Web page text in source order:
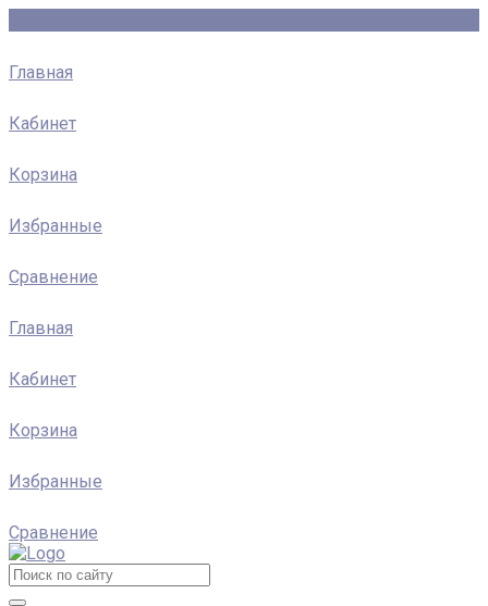
Главная
Кабинет
Корзина
Избранные
Сравнение
Главная
Кабинет
Корзина
Избранные
Сравнение